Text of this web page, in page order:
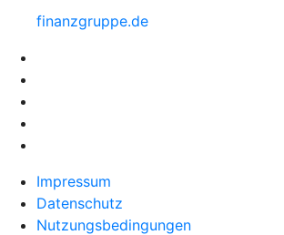
finanzgruppe.de
Impressum
Datenschutz
Nutzungsbedingungen